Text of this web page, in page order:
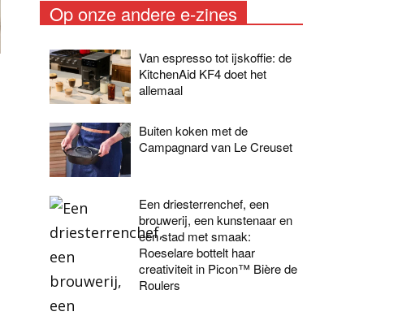
Op onze andere e-zines
Van espresso tot ijskoffie: de
KitchenAid KF4 doet het
allemaal
Buiten koken met de
Campagnard van Le Creuset
Een driesterrenchef, een
brouwerij, een kunstenaar en
een stad met smaak:
Roeselare bottelt haar
creativiteit in Picon™ Bière de
Roulers